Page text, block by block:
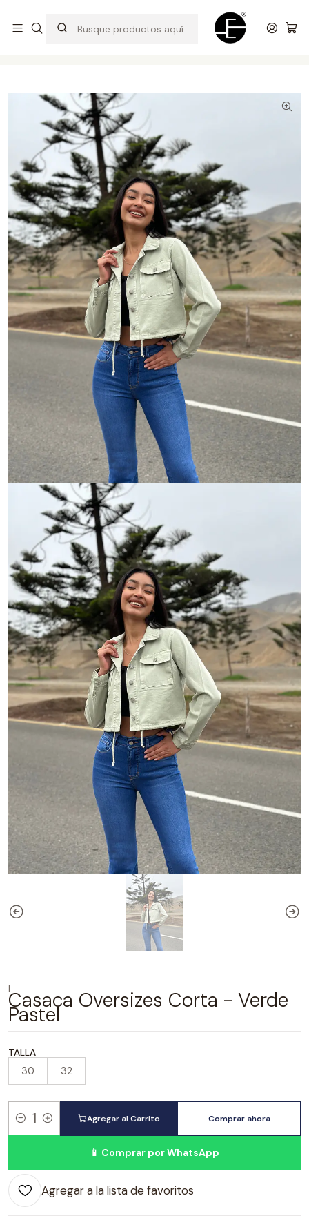
Prendas cómodas y exclusivas para renovar tu estilo
|Casaca Oversizes Corta - Verde
Pastel
TALLA
30 32
Cantidad
Agregar al Carrito Comprar ahora
📱 Comprar por WhatsApp
Agregar a la lista de favoritos